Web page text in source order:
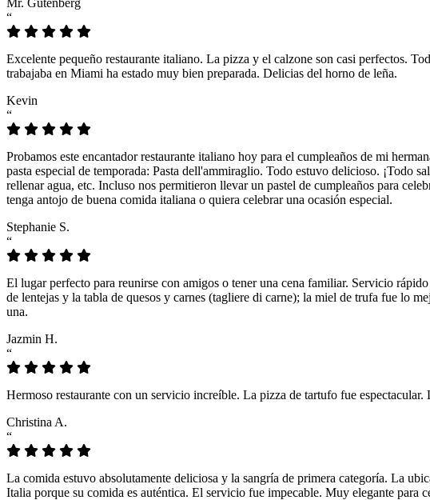
“
Excelente pequeño restaurante italiano. La pizza y el calzone son casi perfectos.
trabajaba en Miami ha estado muy bien preparada. Delicias del horno de leña.
Kevin
“
Probamos este encantador restaurante italiano hoy para el cumpleaños de mi
pasta especial de temporada: Pasta dell'ammiraglio. Todo estuvo delicioso. ¡Todo
rellenar agua, etc. Incluso nos permitieron llevar un pastel de cumpleaños para
tenga antojo de buena comida italiana o quiera celebrar una ocasión especial.
Stephanie S.
“
El lugar perfecto para reunirse con amigos o tener una cena familiar. Servicio
de lentejas y la tabla de quesos y carnes (tagliere di carne); la miel de trufa fue lo
una.
Jazmin H.
“
Hermoso restaurante con un servicio increíble. La pizza de tartufo fue
Christina A.
“
La comida estuvo absolutamente deliciosa y la sangría de primera categoría. La
Italia porque su comida es auténtica. El servicio fue impecable. Muy elegante para